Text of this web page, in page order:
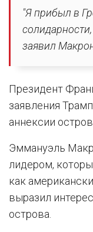
"Я прибыл в
заявил
Президент
заявления
аннексии
Эммануэль
лидером,
как
выразил
острова.